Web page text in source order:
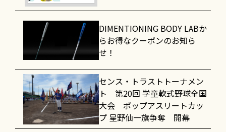
DIMENTIONING BODY LABか
らお得なクーポンのお知ら
せ！
センス・トラストトーナメン
ト 第20回 学童軟式野球全国
大会 ポップアスリートカッ
プ 星野仙一旗争奪 開幕